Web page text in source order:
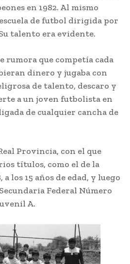
en 1982. Al mismo
de futbol dirigida por
talento era evidente.
rumora que competía cada
dinero y jugaba con
de talento, descaro y
a un joven futbolista en
de cualquier cancha de
Provincia, con el que
títulos, como el de la
los 15 años de edad, y luego
Federal Número
A.